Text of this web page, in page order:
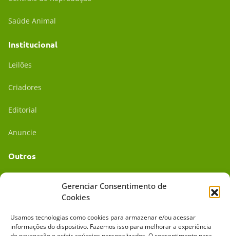
Gerenciar Consentimento de
Cookies
Usamos tecnologias como cookies para armazenar e/ou acessar
informações do dispositivo. Fazemos isso para melhorar a experiência
Saúde Animal
Institucional
Leilões
Criadores
Editorial
Anuncie
Outros
Mídia Kit